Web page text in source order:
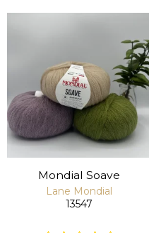
Mondial Soave
Lane Mondial
13547